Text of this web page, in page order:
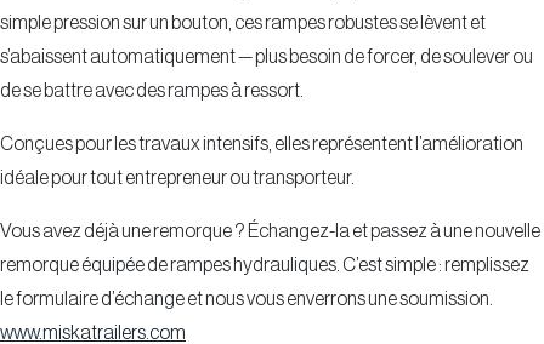
simple pression sur un bouton, ces rampes robustes se lèvent et
s’abaissent automatiquement — plus besoin de forcer, de soulever ou
de se battre avec des rampes à ressort.
Conçues pour les travaux intensifs, elles représentent l’amélioration
idéale pour tout entrepreneur ou transporteur.
Vous avez déjà une remorque ? Échangez-la et passez à une nouvelle
remorque équipée de rampes hydrauliques. C’est simple : remplissez
le formulaire d’échange et nous vous enverrons une soumission.
www.miskatrailers.com